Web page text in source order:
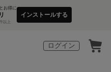
お得に
以上
インストールする
ログイン